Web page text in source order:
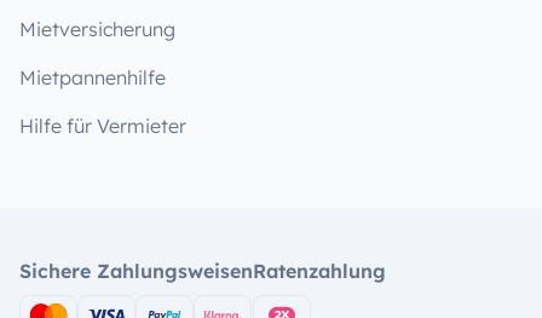
Mietversicherung
Mietpannenhilfe
Hilfe für Vermieter
Sichere ZahlungsweisenRatenzahlung